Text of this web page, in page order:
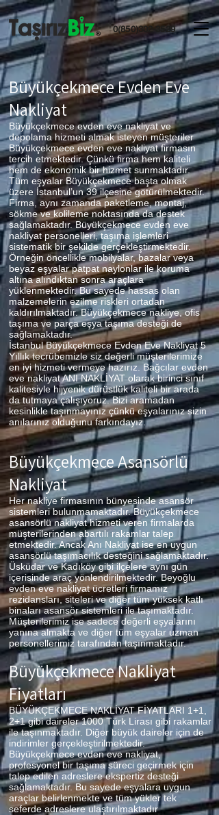
0(850)302-3529
BüyükçekmeceEvden Eve
Nakliyat
Büyükçekmece evden eve nakliyat ve
depolama hizmeti almak isteyen müşteriler
Büyükçekmece evden eve nakliyat firmasın
tercih etmektedir. Çünkü firma hem kaliteli
hem de ekonomik bir hizmet sunmaktadır.
Tüm eşyalar Büyükçekmece başta olmak
üzere İstanbul’un 39 ilçesine götürülmektedir.
Firma, aynı zamanda paketleme, montaj,
sökme ve kolileme noktasında da destek
sağlamaktadır. Büyükçekmece evden eve
nakliyat personelleri, taşıma işlemleri
sistematik bir şekilde gerçekleştirmektedir.
Örneğin öncellikle mobilyalar, bazalar veya
beyaz eşyalar patpat naylonlar ile koruma
altına alındıktan sonra araçlara
yüklenmektedir. Bu sayede hassas olan
malzemelerin ezilme riskleri ortadan
kaldırılmaktadır. Büyükçekmece nakliye, ofis
taşıma ve parça eşya taşıma desteği de
sağlamaktadır.
İstanbul Büyükçekmece Evden Eve Nakliyat 5
Yıllık tecrübemizle siz değerli müşterilerimize
en iyi hizmeti vermeye hazırız. Bağcılar evden
eve nakliyat ANI NAKLİYAT olarak birinci sınıf
kalitesiyle hijyenik dürüstlük kaliteli bir arada
da tutmaya çalışıyoruz. Bizi aramadan
kesinlikle taşınmayınız çünkü eşyalarınız sizin
anılarınız olduğunu farkındayız.
BüyükçekmeceAsansörlü
Nakliyat
Her nakliye firmasının bünyesinde asansör
sistemleri bulunmamaktadır. Büyükçekmece
asansörlü nakliyat hizmeti veren firmalarda
müşterilerinden abartılı rakamlar talep
etmektedir. Ancak Anı Nakliyat ise en uygun
asansörlü taşımacılık desteğini sağlamaktadır.
Üsküdar ve Kadıköy gibi ilçelere aynı gün
içerisinde araç yönlendirilmektedir. Beyoğlu
evden eve nakliyat ücretleri firmamız
rezidansları, siteleri ve diğer tüm yüksek katlı
binaları asansör sistemleri ile taşımaktadır.
Müşterilerimiz ise sadece değerli eşyalarını
yanına almakta ve diğer tüm eşyalar uzman
personellerimiz tarafından taşınmaktadır.
BüyükçekmeceNakliyat
Fiyatları
BÜYÜKÇEKMECE NAKLİYAT FİYATLARI 1+1,
2+1 gibi daireler 1000 Türk Lirası gibi rakamlar
ile taşınmaktadır. Diğer büyük daireler için de
indirimler gerçekleştirilmektedir.
Büyükçekmece evden eve nakliyat,
profesyonel bir taşıma süreci geçirmek için
talep edilen adreslere ekspertiz desteği
sağlamaktadır. Bu sayede eşyalara uygun
araçlar belirlenmekte ve tüm yükler tek
seferde adreslere ulaştırılmaktadır